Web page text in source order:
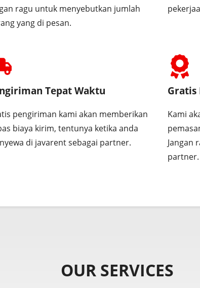
ragu untuk menyebutkan jumlah
yang di pesan.
Tepat Waktu
pengiriman kami akan memberikan
biaya kirim, tentunya ketika anda
di javarent sebagai partner.
Gratis
Kami
Jangan
partner.
OUR SERVICES